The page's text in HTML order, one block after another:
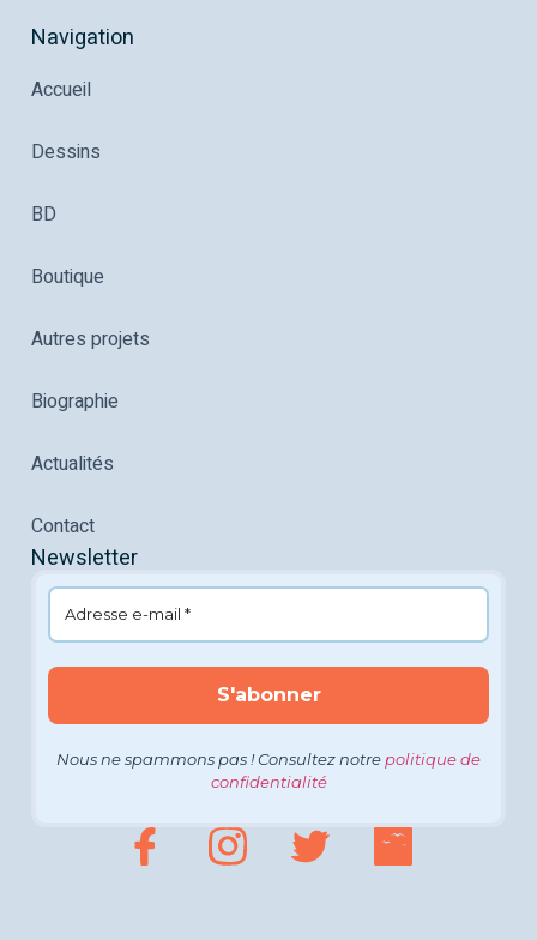
Navigation
Accueil
Dessins
BD
Boutique
Autres projets
Biographie
Actualités
Contact
Newsletter
Nous ne spammons pas ! Consultez notre politique de
confidentialité